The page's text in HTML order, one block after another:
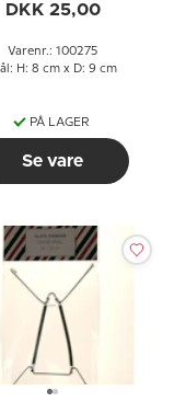
DKK 25,00
Varenr.: 100275
H: 8 cm x D: 9 cm
PÅ LAGER
Se vare